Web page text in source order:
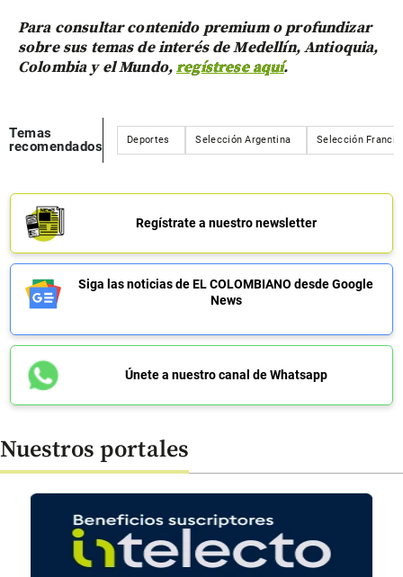
Para consultar contenido premium o profundizar
sobre sus temas de interés de Medellín, Antioquia,
Colombia y el Mundo,regístrese aquí.
Temas
recomendados
Deportes Selección Argentina Selección Francia
Regístrate a nuestro newsletter
Siga las noticias de EL COLOMBIANO desde Google
News
Únete a nuestro canal de Whatsapp
Nuestros portales